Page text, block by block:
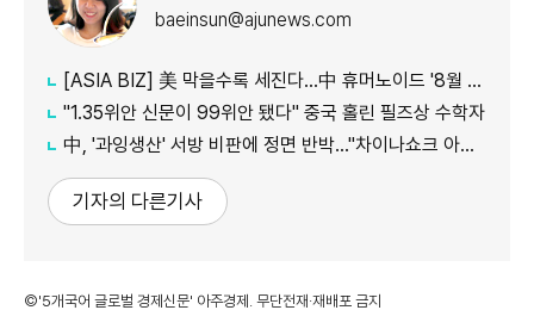
baeinsun@ajunews.com
[ASIA BIZ] 美 막을수록 세진다…中 휴머노이드 '8월 대공세'
"1.35위안 신문이 99위안 됐다" 중국 홀린 필즈상 수학자
中, '과잉생산' 서방 비판에 정면 반박…"차이나쇼크 아닌 기회"
기자의 다른기사
©'5개국어 글로벌 경제신문' 아주경제. 무단전재·재배포 금지